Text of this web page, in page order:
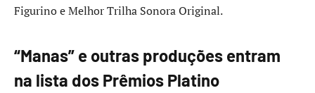
Figurino e Melhor Trilha Sonora Original.
“Manas” e outras produções entram
na lista dos Prêmios Platino